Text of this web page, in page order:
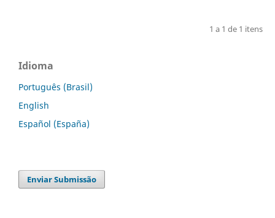
1 a 1 de 1 itens
Idioma
Português (Brasil)
English
Español (España)
Enviar Submissão